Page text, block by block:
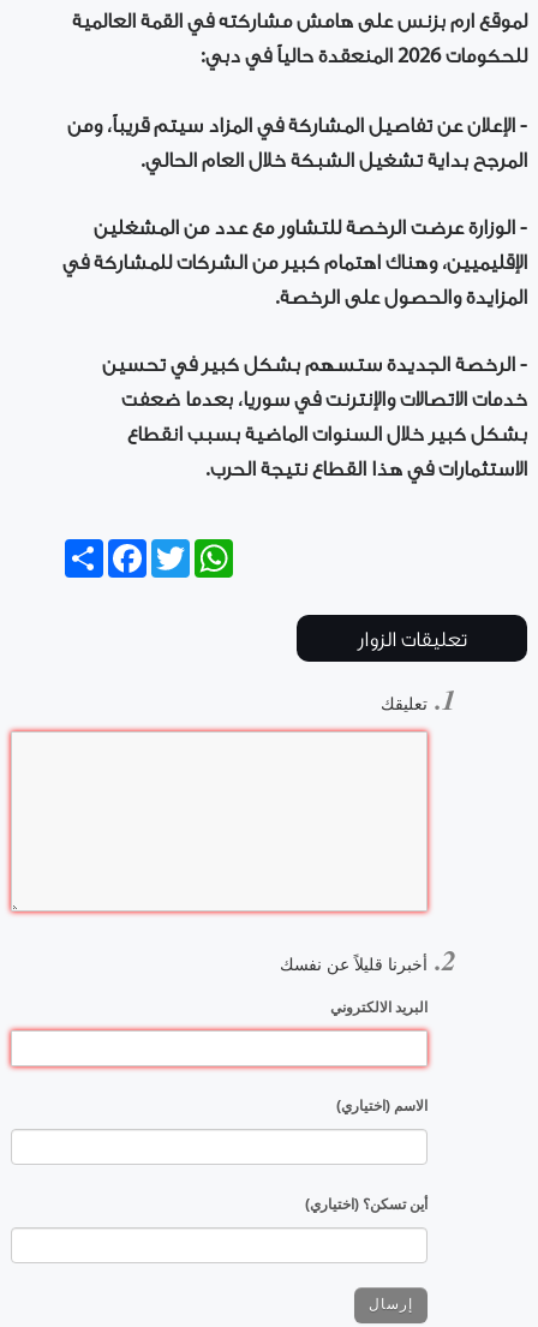
لموقع ارم بزنس على هامش مشاركته في القمة العالمية
للحكومات 2026 المنعقدة حالياً في دبي:
- الإعلان عن تفاصيل المشاركة في المزاد سيتم قريباً، ومن
المرجح بداية تشغيل الشبكة خلال العام الحالي.
- الوزارة عرضت الرخصة للتشاور مع عدد من المشغلين
الإقليميين، وهناك اهتمام كبير من الشركات للمشاركة في
المزايدة والحصول على الرخصة.
- الرخصة الجديدة ستسهم بشكل كبير في تحسين
خدمات الاتصالات والإنترنت في سوريا، بعدما ضعفت
بشكل كبير خلال السنوات الماضية بسبب انقطاع
الاستثمارات في هذا القطاع نتيجة الحرب.
Share
FacebookTwitter
WhatsApp
تعليقات الزوار
تعليقك
أخبرنا قليلاً عن نفسك
البريد الالكتروني
الاسم (اختياري)
أين تسكن؟ (اختياري)